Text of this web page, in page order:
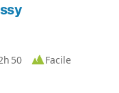
50
Facile